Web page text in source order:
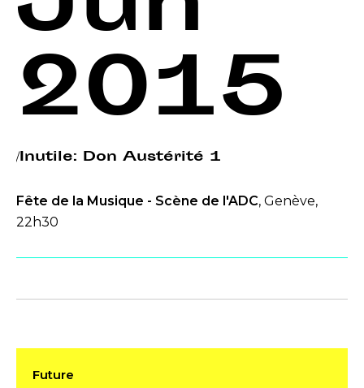
Future
2015
/Inutile: Don Austérité 1
Fête de la Musique - Scène de l'ADC, Genève,
22h30